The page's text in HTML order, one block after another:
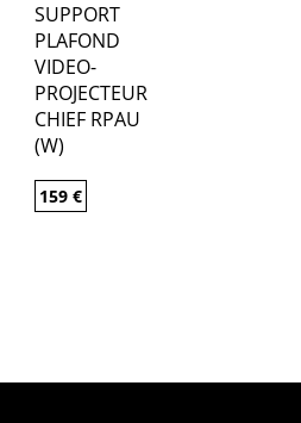
SUPPORT
PLAFOND
VIDEO-
PROJECTEUR
CHIEF RPAU
(W)
159 €